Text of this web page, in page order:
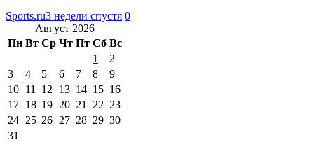
Sports.ru3 недели спустя 0
Август 2026
Пн Вт Ср Чт Пт Сб Вс
1
2
3
4 5 6 7 8
9
10 11 12 13 14 15 16
17 18 19 20 21 22 23
24 25 26 27 28 29 30
31